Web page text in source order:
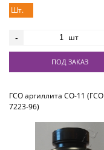
Шт.
- шт
ПОД ЗАКАЗ
ГСО аргиллита СО-11 (ГСО
7223-96)